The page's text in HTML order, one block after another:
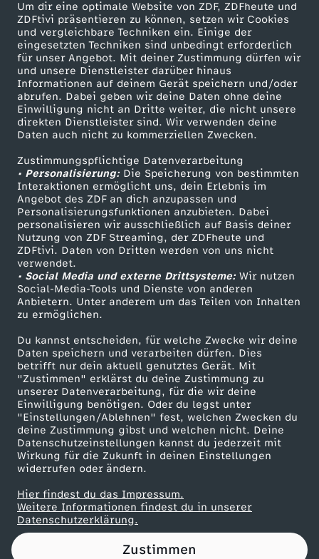
Um dir eine optimale Website von ZDF, ZDFheute und
ZDFtivi präsentieren zu können, setzen wir Cookies
und vergleichbare Techniken ein. Einige der
eingesetzten Techniken sind unbedingt erforderlich
für unser Angebot. Mit deiner Zustimmung dürfen wir
und unsere Dienstleister darüber hinaus
Informationen auf deinem Gerät speichern und/oder
abrufen. Dabei geben wir deine Daten ohne deine
Einwilligung nicht an Dritte weiter, die nicht unsere
direkten Dienstleister sind. Wir verwenden deine
Daten auch nicht zu kommerziellen Zwecken.
Zustimmungspflichtige Datenverarbeitung
• Personalisierung:Die Speicherung von bestimmten
Interaktionen ermöglicht uns, dein Erlebnis im
Angebot des ZDF an dich anzupassen und
Personalisierungsfunktionen anzubieten. Dabei
personalisieren wir ausschließlich auf Basis deiner
Nutzung von ZDF Streaming, der ZDFheute und
ZDFtivi. Daten von Dritten werden von uns nicht
verwendet.
• Social Media und externe Drittsysteme:Wir nutzen
Social-Media-Tools und Dienste von anderen
Anbietern. Unter anderem um das Teilen von Inhalten
zu ermöglichen.
Du kannst entscheiden, für welche Zwecke wir deine
Daten speichern und verarbeiten dürfen. Dies
betrifft nur dein aktuell genutztes Gerät. Mit
"Zustimmen" erklärst du deine Zustimmung zu
unserer Datenverarbeitung, für die wir deine
Einwilligung benötigen. Oder du legst unter
"Einstellungen/Ablehnen" fest, welchen Zwecken du
deine Zustimmung gibst und welchen nicht. Deine
Datenschutzeinstellungen kannst du jederzeit mit
Wirkung für die Zukunft in deinen Einstellungen
widerrufen oder ändern.
Hier findest du das Impressum.
Weitere Informationen findest du in unserer
Datenschutzerklärung.
Zustimmen
u
f
W
e
l
t
r
e
i
s
e
:
J
i
l
(
Mehr ZDF
ZDF-Apps
Smart TV
ZDFtext
Livestreams
Sendungen A-Z
TV-Programm
Service
ZDFmitreden
Kontakt zum ZDF
Tickets
Zuschauerservice
Hilfe
ZDF Unternehmen
Karriere
ZDF goes Schule
Werbefernsehen
Mainzelmännchen
Partner